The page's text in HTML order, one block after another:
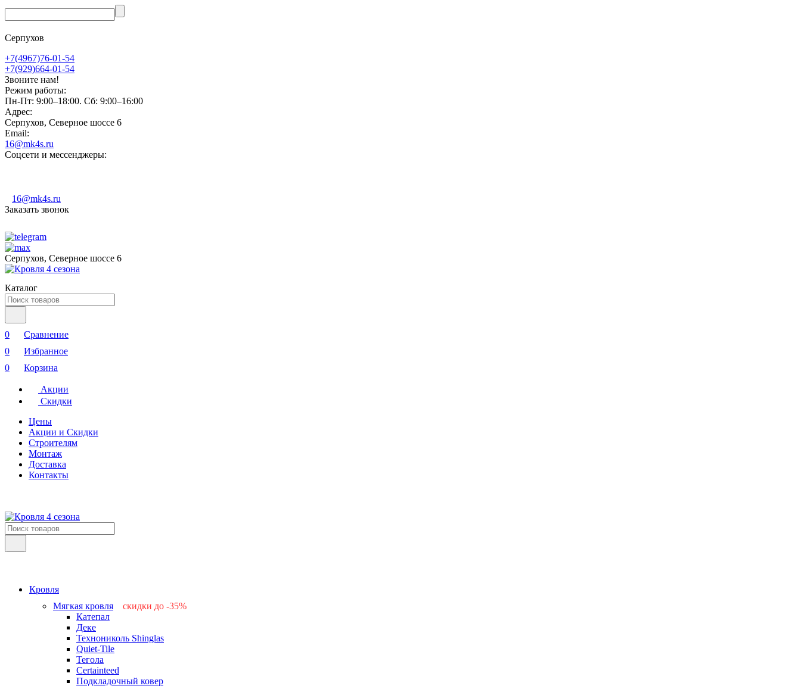
Серпухов
+7(4967)76-01-54
+7(929)664-01-54
Звоните нам!
Режим работы:
Пн-Пт: 9:00–18:00. Сб: 9:00–16:00
Адрес:
Серпухов, Северное шоссе 6
Email:
16@mk4s.ru
Соцсети и мессенджеры:
16@mk4s.ru
Заказать звонок
Серпухов, Северное шоссе 6
Каталог
0
Сравнение
0
Избранное
0
Корзина
Акции
Скидки
Цены
Акции и Скидки
Строителям
Монтаж
Доставка
Контакты
Кровля
Мягкая кровля
скидки до -35%
Катепал
Деке
Технониколь Shinglas
Quiet-Tile
Тегола
Certainteed
Подкладочный ковер